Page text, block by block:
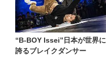
“B-BOY Issei”日本が世界に
誇るブレイクダンサー